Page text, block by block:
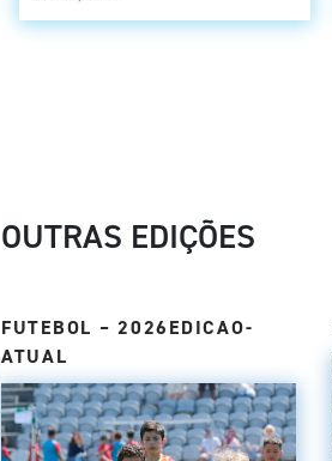
OUTRAS EDIÇÕES
FUTEBOL – 2026EDICAO-
ATUAL